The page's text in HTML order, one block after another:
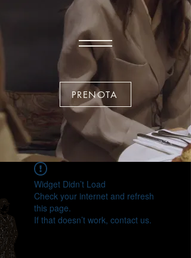
PRENOTA
Widget Didn’t Load
Check your internet and refresh
this page.
If that doesn’t work, contact us.